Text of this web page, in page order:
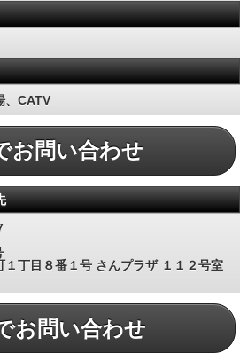
、CATV
お問い合わせ
丁目８番１号 さんプラザ １１２号室
お問い合わせ